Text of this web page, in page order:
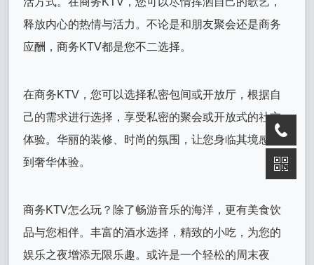
释放内心的热情与活力。不论是和朋友聚会还是商务
应酬，商务KTV都是您不二选择。
在商务KTV，您可以选择私密包间或开放厅，根据自
己的需求进行选择，享受私密的聚会或开放式的社交
体验。华丽的装修、时尚的氛围，让您身临其境感受
到奢华体验。
商务KTV怎么玩？除了畅游音乐的海洋，更有美食饮
品与您相伴。丰富的酒水选择，精致的小吃，为您的
娱乐之夜增添无限乐趣。或许是一个轻松的周末夜